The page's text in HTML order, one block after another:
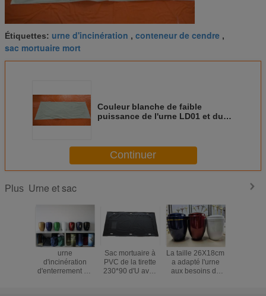
Étiquettes: urne d'incinération , conteneur de cendre ,
sac mortuaire mort
Couleur blanche de faible
puissance de l'urne LD01 et du
Continuer
Plus Urne et sac
urne
d'incinération
d'enterrement de
Sac mortuaire à
PVC de la tirette
230*90 d'U avec
La taille 26X18cm
a adapté l'urne
aux besoins du